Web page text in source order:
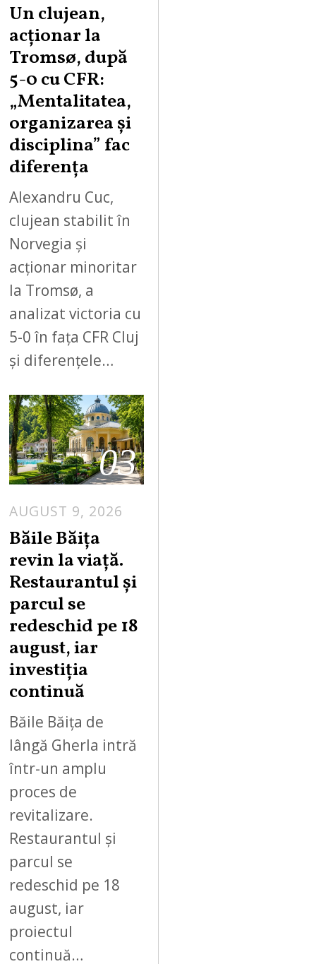
Un clujean,
acționar la
Tromsø, după
5-0 cu CFR:
„Mentalitatea,
organizarea și
disciplina” fac
diferența
Alexandru Cuc,
clujean stabilit în
Norvegia și
acționar minoritar
la Tromsø, a
analizat victoria cu
5-0 în fața CFR Cluj
și diferențele…
03
AUGUST 9, 2026
S
9
Băile Băița
revin la viață.
Restaurantul și
parcul se
redeschid pe 18
august, iar
investiția
continuă
Băile Băița de
lângă Gherla intră
într-un amplu
proces de
revitalizare.
Restaurantul și
parcul se
redeschid pe 18
august, iar
proiectul
continuă…